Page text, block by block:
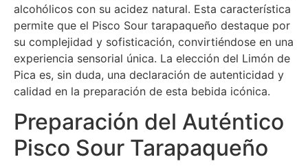
alcohólicos con su acidez natural. Esta característica
permite que el Pisco Sour tarapaqueño destaque por
su complejidad y sofisticación, convirtiéndose en una
experiencia sensorial única. La elección del Limón de
Pica es, sin duda, una declaración de autenticidad y
calidad en la preparación de esta bebida icónica.
Preparación del Auténtico
Pisco Sour Tarapaqueño